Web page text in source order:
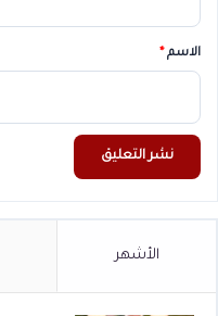
*
الاسم*
الأشهر